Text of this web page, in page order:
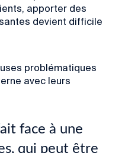
apporter des
devient difficile
problématiques
avec leurs
face à une
qui peut être